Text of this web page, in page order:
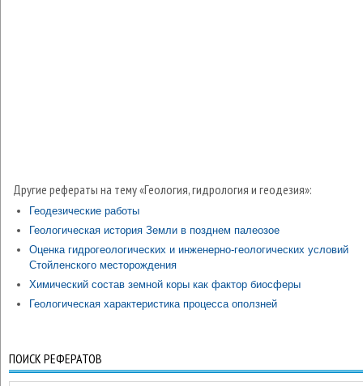
Другие рефераты на тему «Геология, гидрология и геодезия»:
Геодезические работы
Геологическая история Земли в позднем палеозое
Оценка гидрогеологических и инженерно-геологических условий
Стойленского месторождения
Химический состав земной коры как фактор биосферы
Геологическая характеристика процесса оползней
ПОИСК РЕФЕРАТОВ